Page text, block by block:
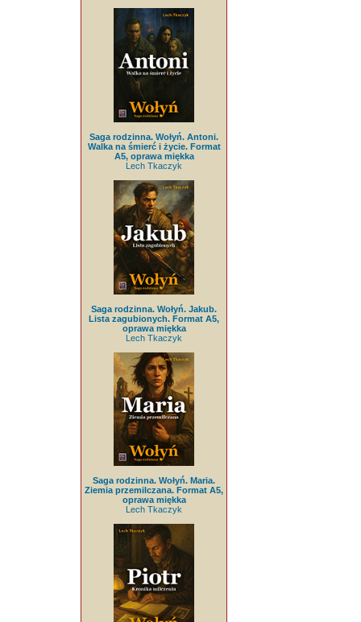
Saga rodzinna. Wołyń. Antoni.
Walka na śmierć i życie. Format
A5, oprawa miękka
Lech Tkaczyk
Saga rodzinna. Wołyń. Jakub.
Lista zagubionych. Format A5,
oprawa miękka
Lech Tkaczyk
Saga rodzinna. Wołyń. Maria.
Ziemia przemilczana. Format A5,
oprawa miękka
Lech Tkaczyk